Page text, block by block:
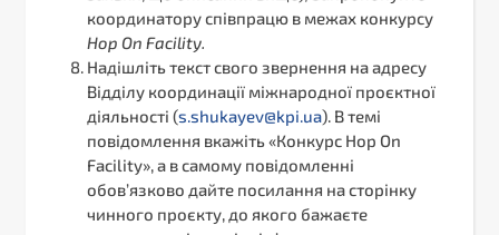
координатору співпрацю в межах конкурсу
Hop On Facility.
Надішліть текст свого звернення на адресу
Відділу координації міжнародної проєктної
діяльності (s.shukayev@kpi.ua). В темі
повідомлення вкажіть «Конкурс Hop On
Facility», а в самому повідомленні
обов’язково дайте посилання на сторінку
чинного проєкту, до якого бажаєте